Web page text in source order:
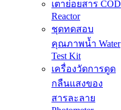
เตาย่อยสาร COD
Reactor
ชุดทดสอบ
คุณภาพน้ำ Water
Test Kit
เครื่องวัดการดูด
กลืนแสงของ
สารละลาย